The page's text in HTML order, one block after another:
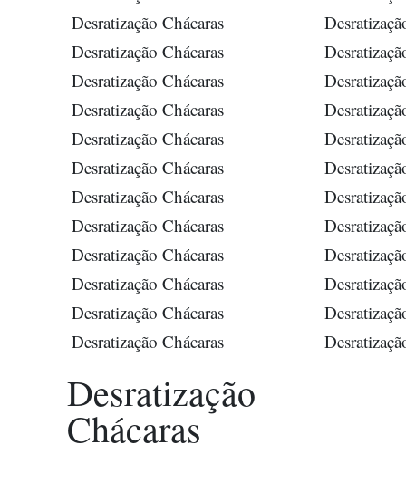
Desratização Chácaras
Desratização Chácaras
Desratização Chácaras
Desratização Chácaras
Desratização Chácaras
Desratização Chácaras
Desratização Chácaras
Desratização Chácaras
Desratização Chácaras
Desratização Chácaras
Desratização Chácaras
Desratização Chácaras
Desratização
Chácaras